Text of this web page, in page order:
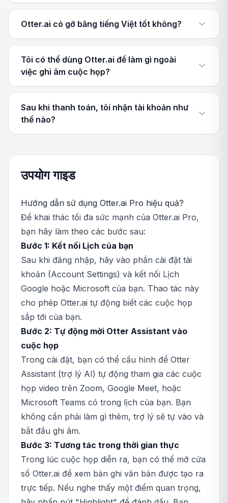
Otter.ai có gỡ băng tiếng Việt tốt không?
Tôi có thể dùng Otter.ai để làm gì ngoài
việc ghi âm cuộc họp?
Sau khi thanh toán, tôi nhận tài khoản như
thế nào?
उपयोग गाइड
Hướng dẫn sử dụng Otter.ai Pro hiệu quả?
Để khai thác tối đa sức mạnh của Otter.ai Pro,
bạn hãy làm theo các bước sau:
Bước 1: Kết nối Lịch của bạn
Sau khi đăng nhập, hãy vào phần cài đặt tài
khoản (Account Settings) và kết nối Lịch
Google hoặc Microsoft của bạn. Thao tác này
cho phép Otter.ai tự động biết các cuộc họp
sắp tới của bạn.
Bước 2: Tự động mời Otter Assistant vào
cuộc họp
Trong cài đặt, bạn có thể cấu hình để Otter
Assistant (trợ lý AI) tự động tham gia các cuộc
họp video trên Zoom, Google Meet, hoặc
Microsoft Teams có trong lịch của bạn. Bạn
không cần phải làm gì thêm, trợ lý sẽ tự vào và
bắt đầu ghi âm.
Bước 3: Tương tác trong thời gian thực
Trong lúc cuộc họp diễn ra, bạn có thể mở cửa
sổ Otter.ai để xem bản ghi văn bản được tạo ra
trực tiếp. Nếu nghe thấy một điểm quan trọng,